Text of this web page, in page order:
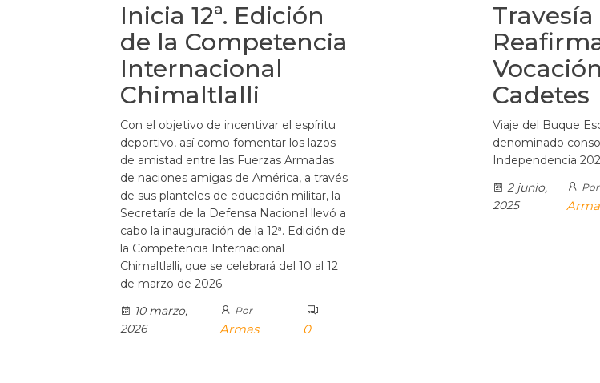
Inicia 12ª. Edición
de la Competencia
Internacional
Chimaltlalli
Con el objetivo de incentivar el espíritu
deportivo, así como fomentar los lazos
de amistad entre las Fuerzas Armadas
de naciones amigas de América, a través
de sus planteles de educación militar, la
Secretaría de la Defensa Nacional llevó a
cabo la inauguración de la 12ª. Edición de
la Competencia Internacional
Chimaltlalli, que se celebrará del 10 al 12
de marzo de 2026.
10 marzo,
2026
Por
Armas 0
Cadetes
Viaje del Buque
denominado
Independencia
2 junio,
2025
Por